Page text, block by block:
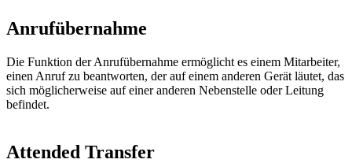
Anrufübernahme
Die Funktion der Anrufübernahme ermöglicht es einem Mitarbeiter,
einen Anruf zu beantworten, der auf einem anderen Gerät läutet, das
sich möglicherweise auf einer anderen Nebenstelle oder Leitung
befindet.
Attended Transfer